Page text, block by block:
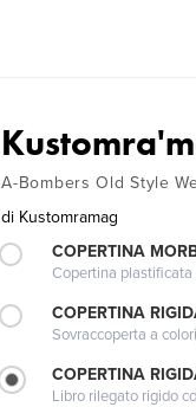
A-Bombers Old Style
di Kustomramag
COPERTINA
Copertina
COPERTINA
Sovraccoperta a
COPERTINA
Libro rilegato rigido